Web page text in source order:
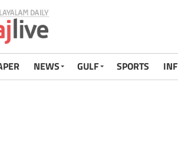
NEWS GULF SPORTS